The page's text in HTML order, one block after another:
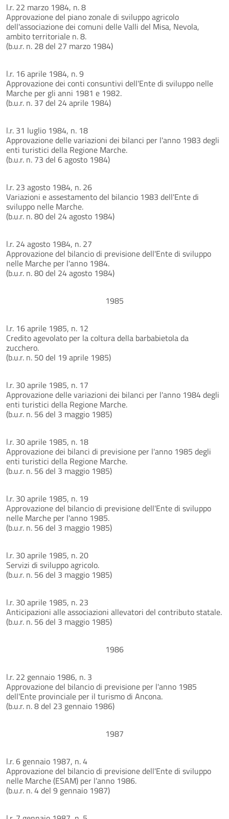
l.r. 22 marzo 1984, n. 8
Approvazione del piano zonale di sviluppo agricolo
dell'associazione dei comuni delle Valli del Misa, Nevola,
ambito territoriale n. 8.
(b.u.r. n. 28 del 27 marzo 1984)
l.r. 16 aprile 1984, n. 9
Approvazione dei conti consuntivi dell'Ente di sviluppo nelle
Marche per gli anni 1981 e 1982.
(b.u.r. n. 37 del 24 aprile 1984)
l.r. 31 luglio 1984, n. 18
Approvazione delle variazioni dei bilanci per l'anno 1983 degli
enti turistici della Regione Marche.
(b.u.r. n. 73 del 6 agosto 1984)
l.r. 23 agosto 1984, n. 26
Variazioni e assestamento del bilancio 1983 dell'Ente di
sviluppo nelle Marche.
(b.u.r. n. 80 del 24 agosto 1984)
l.r. 24 agosto 1984, n. 27
Approvazione del bilancio di previsione dell'Ente di sviluppo
nelle Marche per l'anno 1984.
(b.u.r. n. 80 del 24 agosto 1984)
1985
l.r. 16 aprile 1985, n. 12
Credito agevolato per la coltura della barbabietola da
zucchero.
(b.u.r. n. 50 del 19 aprile 1985)
l.r. 30 aprile 1985, n. 17
Approvazione delle variazioni dei bilanci per l'anno 1984 degli
enti turistici della Regione Marche.
(b.u.r. n. 56 del 3 maggio 1985)
l.r. 30 aprile 1985, n. 18
Approvazione dei bilanci di previsione per l'anno 1985 degli
enti turistici della Regione Marche.
(b.u.r. n. 56 del 3 maggio 1985)
l.r. 30 aprile 1985, n. 19
Approvazione del bilancio di previsione dell'Ente di sviluppo
nelle Marche per l'anno 1985.
(b.u.r. n. 56 del 3 maggio 1985)
l.r. 30 aprile 1985, n. 20
Servizi di sviluppo agricolo.
(b.u.r. n. 56 del 3 maggio 1985)
l.r. 30 aprile 1985, n. 23
Anticipazioni alle associazioni allevatori del contributo statale.
(b.u.r. n. 56 del 3 maggio 1985)
1986
l.r. 22 gennaio 1986, n. 3
Approvazione del bilancio di previsione per l'anno 1985
dell'Ente provinciale per il turismo di Ancona.
(b.u.r. n. 8 del 23 gennaio 1986)
1987
l.r. 6 gennaio 1987, n. 4
Approvazione del bilancio di previsione dell'Ente di sviluppo
nelle Marche (ESAM) per l'anno 1986.
(b.u.r. n. 4 del 9 gennaio 1987)